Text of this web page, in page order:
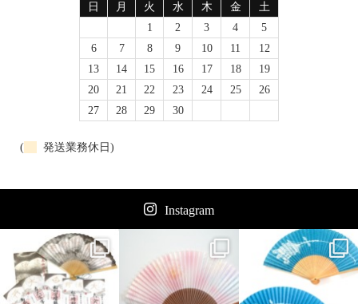
日
月 火 水 木 金
土
1
2 3 4
5
6
7 8 9 10 11
12
13
14 15 16 17 18
19
20
21 22 23 24 25
26
27
28 29 30
( 発送業務休日)
Instagram